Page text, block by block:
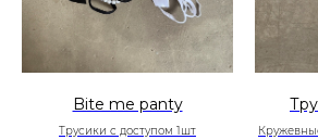
Bite me panty
Трусики с доступом 1шт